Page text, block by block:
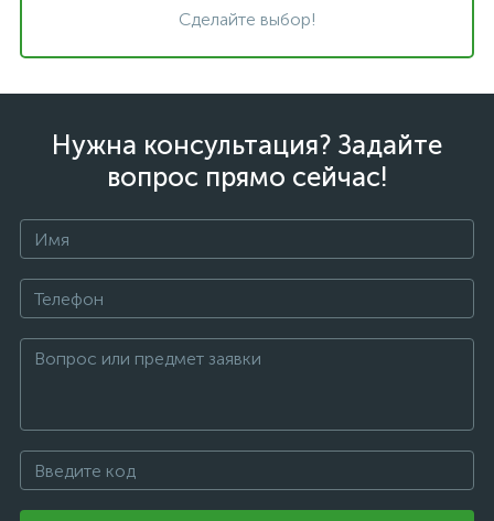
Сделайте выбор!
Нужна консультация? Задайте
вопрос прямо сейчас!